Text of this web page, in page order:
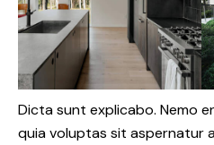
Dicta sunt explicabo. Nemo
quia voluptas sit aspernatur